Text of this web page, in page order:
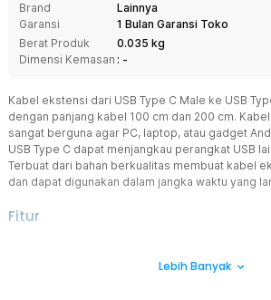
Brand
Lainnya
Garansi
1 Bulan Garansi Toko
Berat Produk
0.035 kg
Dimensi Kemasan : -
Kabel ekstensi dari USB Type C Male ke USB
dengan panjang kabel 100 cm dan 200 cm.
sangat berguna agar PC, laptop, atau gadget
USB Type C dapat menjangkau perangkat USB
Terbuat dari bahan berkualitas membuat kabel
dan dapat digunakan dalam jangka waktu yang
Fitur
Kabel ini berfungsi sebagai kabelLebih Banyak